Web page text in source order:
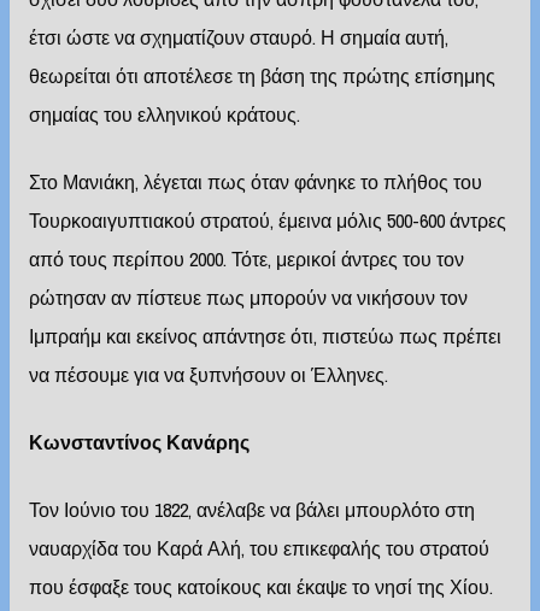
έτσι ώστε να σχηματίζουν σταυρό. Η σημαία αυτή,
θεωρείται ότι αποτέλεσε τη βάση της πρώτης επίσημης
σημαίας του ελληνικού κράτους.
Στο Μανιάκη, λέγεται πως όταν φάνηκε το πλήθος του
Τουρκοαιγυπτιακού στρατού, έμεινα μόλις 500-600 άντρες
από τους περίπου 2000. Τότε, μερικοί άντρες του τον
ρώτησαν αν πίστευε πως μπορούν να νικήσουν τον
Ιμπραήμ και εκείνος απάντησε ότι, πιστεύω πως πρέπει
να πέσουμε για να ξυπνήσουν οι Έλληνες.
Κωνσταντίνος Κανάρης
Τον Ιούνιο του 1822, ανέλαβε να βάλει μπουρλότο στη
ναυαρχίδα του Καρά Αλή, του επικεφαλής του στρατού
που έσφαξε τους κατοίκους και έκαψε το νησί της Χίου.